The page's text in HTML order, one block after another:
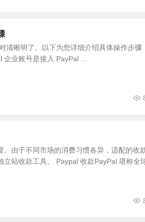
晰明了。以下为您详细介绍具体操作步骤
业账号是接入 PayPal ...
由于不同市场的消费习惯各异，适配的收
站收款工具。 Paypal 收款PayPal 堪称全